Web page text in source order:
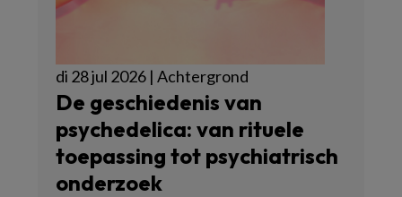
di 28 jul 2026 | Achtergrond
De geschiedenis van
psychedelica: van rituele
toepassing tot psychiatrisch
onderzoek